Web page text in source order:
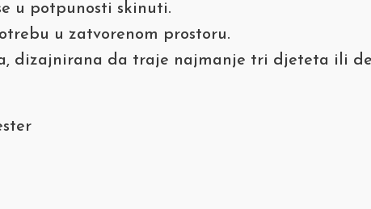
u potpunosti skinuti.
u zatvorenom prostoru.
dizajnirana da traje najmanje tri djeteta ili